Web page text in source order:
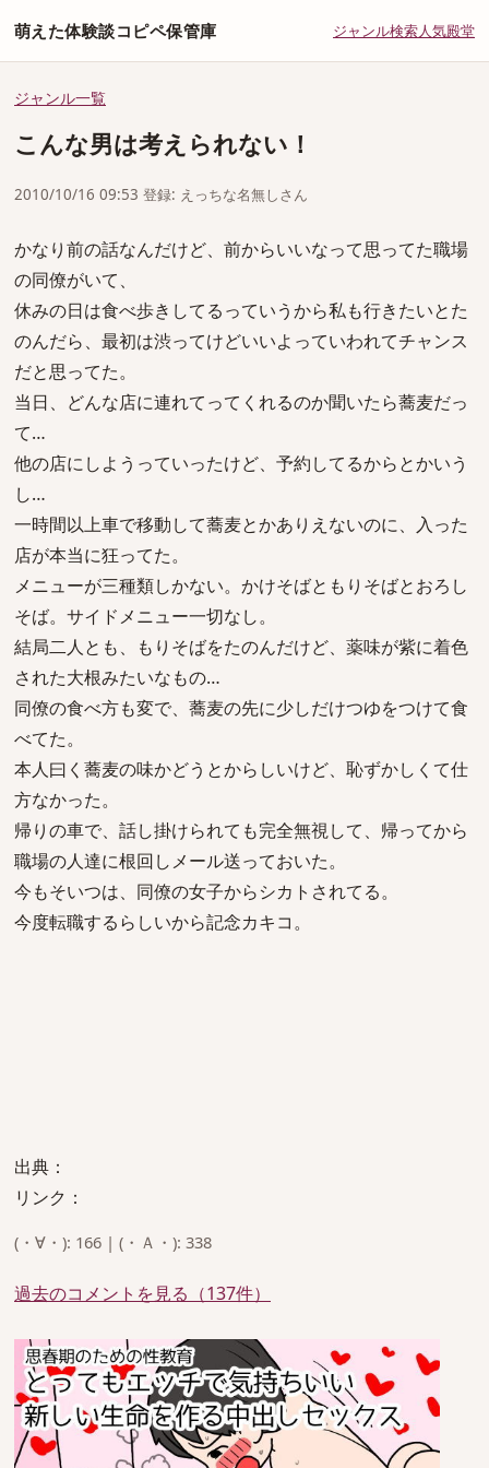
萌えた体験談コピペ保管庫 ジャンル検索人気殿堂
ジャンル一覧
こんな男は考えられない！
2010/10/16 09:53 登録: えっちな名無しさん
かなり前の話なんだけど、前からいいなって思ってた職場
の同僚がいて、
休みの日は食べ歩きしてるっていうから私も行きたいとた
のんだら、最初は渋ってけどいいよっていわれてチャンス
だと思ってた。
当日、どんな店に連れてってくれるのか聞いたら蕎麦だっ
て…
他の店にしようっていったけど、予約してるからとかいう
し…
一時間以上車で移動して蕎麦とかありえないのに、入った
店が本当に狂ってた。
メニューが三種類しかない。かけそばともりそばとおろし
そば。サイドメニュー一切なし。
結局二人とも、もりそばをたのんだけど、薬味が紫に着色
された大根みたいなもの…
同僚の食べ方も変で、蕎麦の先に少しだけつゆをつけて食
べてた。
本人曰く蕎麦の味かどうとからしいけど、恥ずかしくて仕
方なかった。
帰りの車で、話し掛けられても完全無視して、帰ってから
職場の人達に根回しメール送っておいた。
今もそいつは、同僚の女子からシカトされてる。
今度転職するらしいから記念カキコ。
出典：
リンク：
(・∀・): 166 | (・Ａ・): 338
過去のコメントを見る（137件）